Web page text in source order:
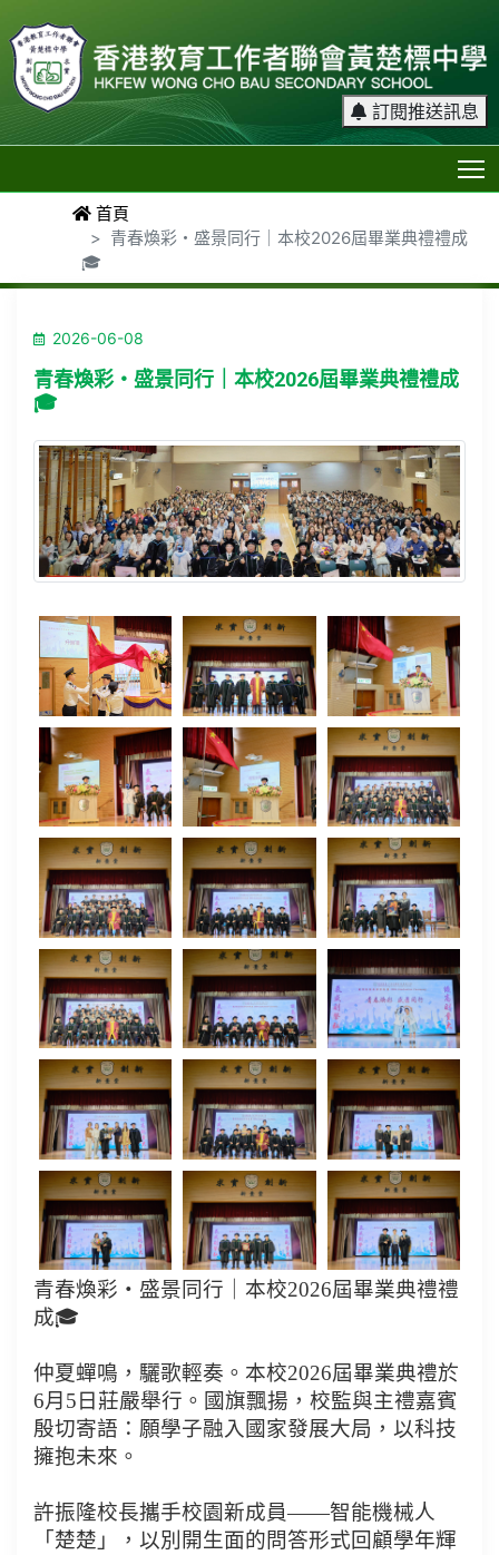
訂閱推送訊息
首頁
青春煥彩・盛景同行｜本校2026屆畢業典禮禮成
🎓
2026-06-08
青春煥彩・盛景同行｜本校2026屆畢業典禮禮成
🎓
青春煥彩・盛景同行｜本校2026屆畢業典禮禮
成🎓
仲夏蟬鳴，驪歌輕奏。本校2026屆畢業典禮於
6月5日莊嚴舉行。國旗飄揚，校監與主禮嘉賓
殷切寄語：願學子融入國家發展大局，以科技
擁抱未來。
許振隆校長攜手校園新成員——智能機械人
「楚楚」，以別開生面的問答形式回顧學年輝